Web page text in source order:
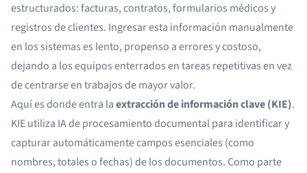
estructurados: facturas, contratos, formularios médicos y
registros de clientes. Ingresar esta información manualmente
en los sistemas es lento, propenso a errores y costoso,
dejando a los equipos enterrados en tareas repetitivas en vez
de centrarse en trabajos de mayor valor.
Aquí es donde entra laextracción de información clave (KIE).
KIE utiliza IA de procesamiento documental para identificar y
capturar automáticamente campos esenciales (como
nombres, totales o fechas) de los documentos. Como parte